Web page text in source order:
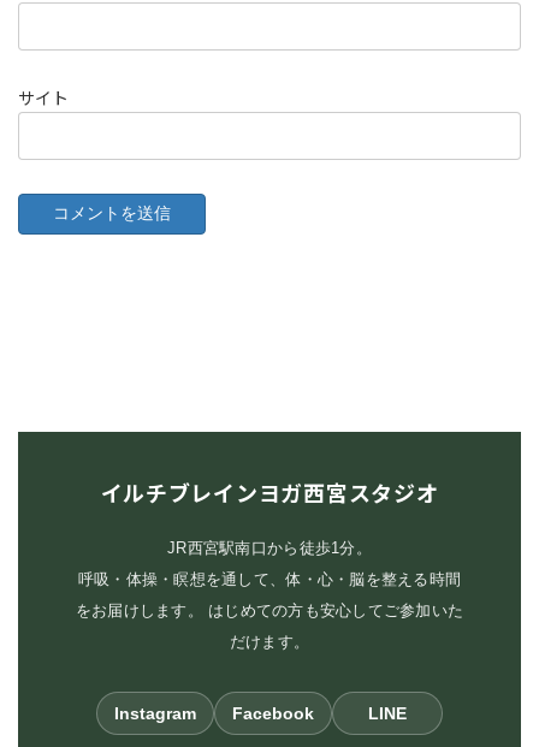
サイト
イルチブレインヨガ西宮スタジオ
JR西宮駅南口から徒歩1分。
呼吸・体操・瞑想を通して、体・心・脳を整える時間
をお届けします。 はじめての方も安心してご参加いた
だけます。
Instagram Facebook LINE